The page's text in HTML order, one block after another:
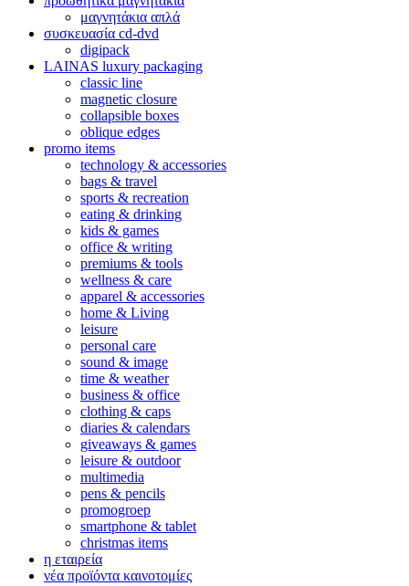
μαγνητάκια απλά
συσκευασία cd-dvd
digipack
LAINAS luxury packaging
classic line
magnetic closure
collapsible boxes
oblique edges
promo items
technology & accessories
bags & travel
sports & recreation
eating & drinking
kids & games
office & writing
premiums & tools
wellness & care
apparel & accessories
home & Living
leisure
personal care
sound & image
time & weather
business & office
clothing & caps
diaries & calendars
giveaways & games
leisure & outdoor
multimedia
pens & pencils
promogroep
smartphone & tablet
christmas items
η εταιρεία
νέα προϊόντα καινοτομίες